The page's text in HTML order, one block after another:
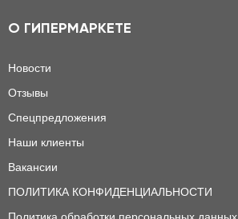
О ГИПЕРМАРКЕТЕ
Новости
Отзывы
Спецпредложения
Наши клиенты
Вакансии
ПОЛИТИКА КОНФИДЕНЦИАЛЬНОСТИ